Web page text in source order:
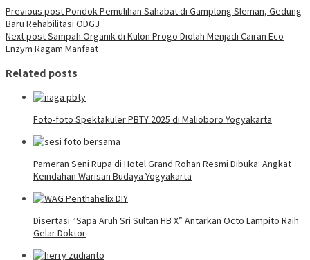
Previous postPondok Pemulihan Sahabat di Gamplong Sleman, Gedung
Baru Rehabilitasi ODGJ
Next postSampah Organik di Kulon Progo Diolah Menjadi Cairan Eco
Enzym Ragam Manfaat
Related posts
Foto-foto Spektakuler PBTY 2025 di Malioboro Yogyakarta
Pameran Seni Rupa di Hotel Grand Rohan Resmi Dibuka: Angkat
Keindahan Warisan Budaya Yogyakarta
Disertasi “Sapa Aruh Sri Sultan HB X” Antarkan Octo Lampito Raih
Gelar Doktor